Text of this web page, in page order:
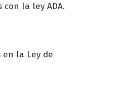
la ley ADA.
en la Ley de